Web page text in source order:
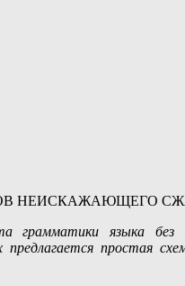
НЕИСКАЖАЮЩЕГО
языка без
простая